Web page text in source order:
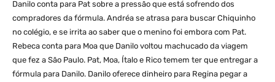
Danilo conta para Pat sobre a pressão que está sofrendo dos
compradores da fórmula. Andréa se atrasa para buscar Chiquinho
no colégio, e se irrita ao saber que o menino foi embora com Pat.
Rebeca conta para Moa que Danilo voltou machucado da viagem
que fez a São Paulo. Pat, Moa, Ítalo e Rico temem ter que entregar a
fórmula para Danilo. Danilo oferece dinheiro para Regina pegar a